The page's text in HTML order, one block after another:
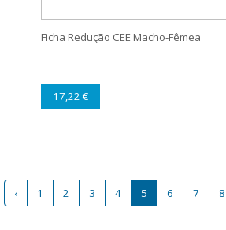
Ficha Redução CEE Macho-Fêmea
17,22 €
‹ 1 2 3 4 5 6 7 8